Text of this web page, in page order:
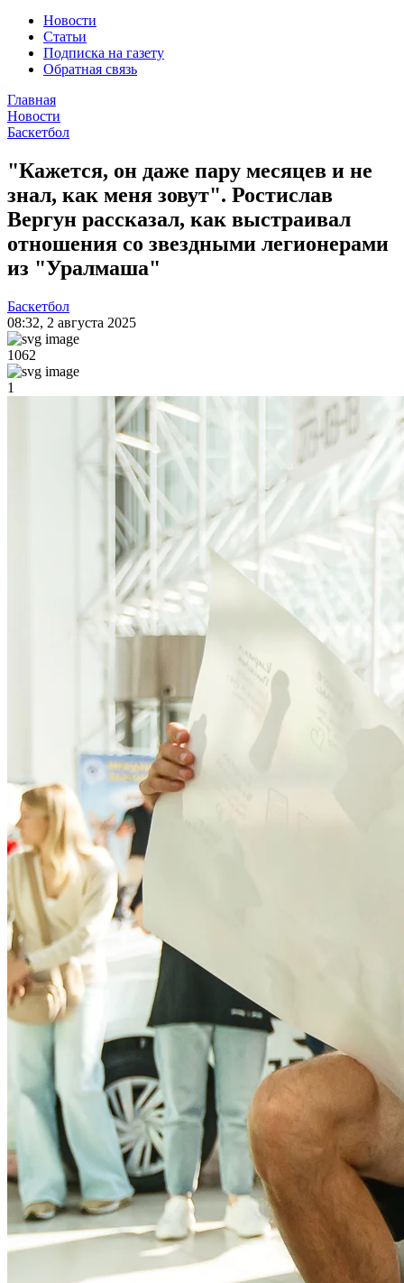
Новости
Статьи
Подписка на газету
Обратная связь
Главная
Новости
Баскетбол
"Кажется, он даже пару месяцев и не
знал, как меня зовут". Ростислав
Вергун рассказал, как выстраивал
отношения со звездными легионерами
из "Уралмаша"
Баскетбол
08:32, 2 августа 2025
1062
1